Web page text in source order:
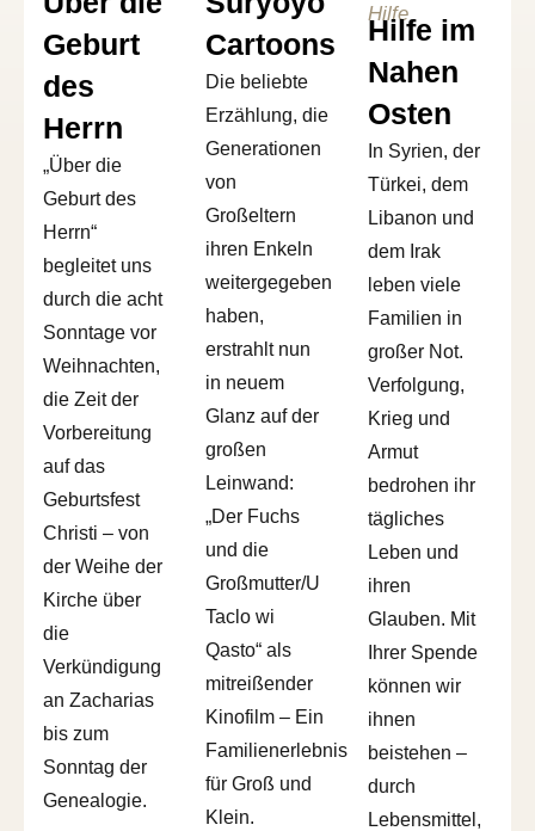
Geburt
des
Herrn
„Über die
Geburt des
Herrn“
begleitet uns
durch die acht
Sonntage vor
Weihnachten,
die Zeit der
Vorbereitung
auf das
Geburtsfest
Christi – von
der Weihe der
Kirche über
die
Verkündigung
an Zacharias
bis zum
Sonntag der
Genealogie.
Cartoons
Die beliebte
Erzählung, die
Generationen
von
Großeltern
ihren Enkeln
weitergegeben
haben,
erstrahlt nun
in neuem
Glanz auf der
großen
Leinwand:
„Der Fuchs
und die
Großmutter/U
Taclo wi
Qasto“ als
mitreißender
Kinofilm – Ein
Familienerlebnis
für Groß und
Klein.
Hilfe
Hilfe im
Nahen
Osten
In Syrien, der
Türkei, dem
Libanon und
dem Irak
leben viele
Familien in
großer Not.
Verfolgung,
Krieg und
Armut
bedrohen ihr
tägliches
Leben und
ihren
Glauben. Mit
Ihrer Spende
können wir
ihnen
beistehen –
durch
Lebensmittel,